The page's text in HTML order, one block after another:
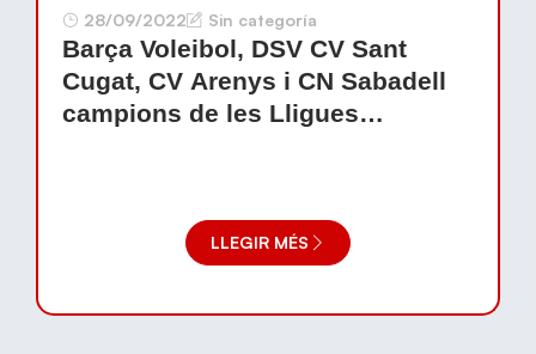
28/09/2022 Sin categoría
Barça Voleibol, DSV CV Sant
Cugat, CV Arenys i CN Sabadell
campions de les Lligues
LLEGIR MÉS